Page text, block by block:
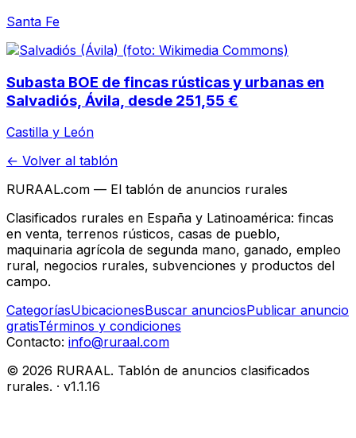
Santa Fe
Subasta BOE de fincas rústicas y urbanas en
Salvadiós, Ávila, desde 251,55 €
Castilla y León
← Volver al tablón
RURAAL.com — El tablón de anuncios rurales
Clasificados rurales en España y Latinoamérica: fincas
en venta, terrenos rústicos, casas de pueblo,
maquinaria agrícola de segunda mano, ganado, empleo
rural, negocios rurales, subvenciones y productos del
campo.
CategoríasUbicacionesBuscar anunciosPublicar anuncio
gratisTérminos y condiciones
Contacto: info@ruraal.com
© 2026 RURAAL. Tablón de anuncios clasificados
rurales. · v1.1.16